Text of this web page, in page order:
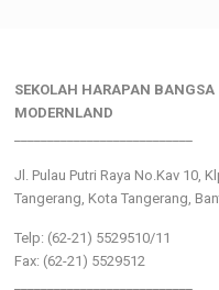
SEKOLAH HARAPAN BANGSA
MODERNLAND
Jl. Pulau Putri Raya No.Kav 10,
Tangerang, Kota Tangerang,
Telp: (62-21) 5529510/11
Fax: (62-21) 5529512